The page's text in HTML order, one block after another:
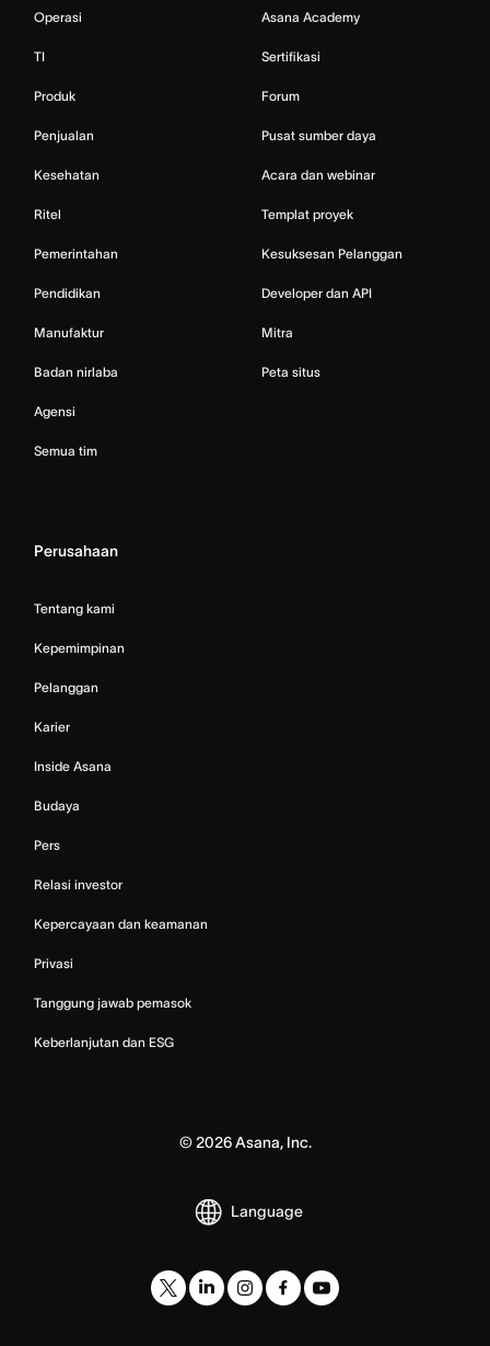
Operasi
TI
Produk
Penjualan
Kesehatan
Ritel
Pemerintahan
Pendidikan
Manufaktur
Badan nirlaba
Agensi
Semua tim
Asana Academy
Sertifikasi
Forum
Pusat sumber daya
Acara dan webinar
Templat proyek
Kesuksesan Pelanggan
Developer dan API
Mitra
Peta situs
Perusahaan
Tentang kami
Kepemimpinan
Pelanggan
Karier
Inside Asana
Budaya
Pers
Relasi investor
Kepercayaan dan keamanan
Privasi
Tanggung jawab pemasok
Keberlanjutan dan ESG
© 2026Asana, Inc.
Language